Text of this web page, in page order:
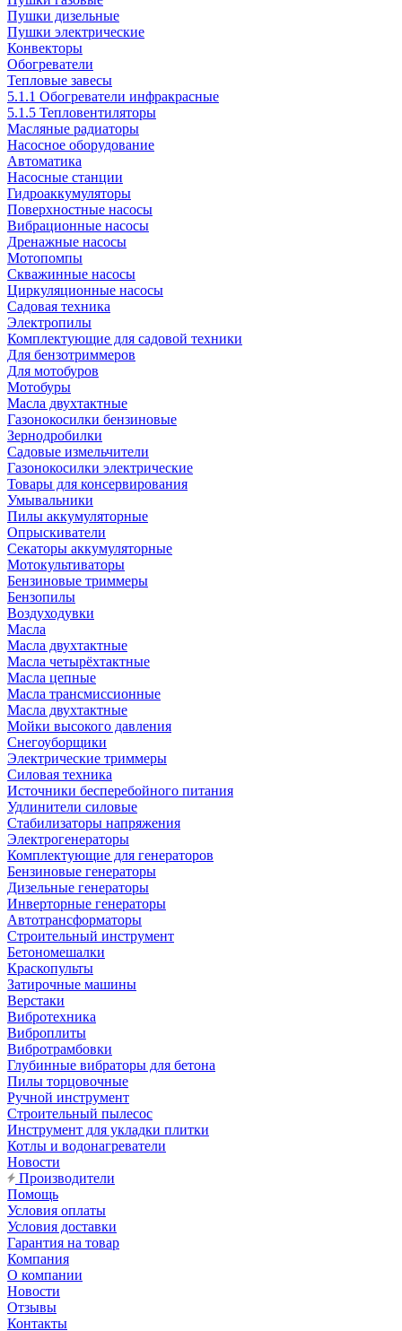
Пушки дизельные
Пушки электрические
Конвекторы
Обогреватели
Тепловые завесы
5.1.1 Обогреватели инфракрасные
5.1.5 Тепловентиляторы
Масляные радиаторы
Насосное оборудование
Автоматика
Насосные станции
Гидроаккумуляторы
Поверхностные насосы
Вибрационные насосы
Дренажные насосы
Мотопомпы
Скважинные насосы
Циркуляционные насосы
Садовая техника
Электропилы
Комплектующие для садовой техники
Для бензотриммеров
Для мотобуров
Мотобуры
Масла двухтактные
Газонокосилки бензиновые
Зернодробилки
Садовые измельчители
Газонокосилки электрические
Товары для консервирования
Умывальники
Пилы аккумуляторные
Опрыскиватели
Секаторы аккумуляторные
Мотокультиваторы
Бензиновые триммеры
Бензопилы
Воздуходувки
Масла
Масла двухтактные
Масла четырёхтактные
Масла цепные
Масла трансмиссионные
Масла двухтактные
Мойки высокого давления
Снегоуборщики
Электрические триммеры
Силовая техника
Источники бесперебойного питания
Удлинители силовые
Стабилизаторы напряжения
Электрогенераторы
Комплектующие для генераторов
Бензиновые генераторы
Дизельные генераторы
Инверторные генераторы
Автотрансформаторы
Строительный инструмент
Бетономешалки
Краскопульты
Затирочные машины
Верстаки
Вибротехника
Виброплиты
Вибротрамбовки
Глубинные вибраторы для бетона
Пилы торцовочные
Ручной инструмент
Строительный пылесос
Инструмент для укладки плитки
Котлы и водонагреватели
Новости
Производители
Помощь
Условия оплаты
Условия доставки
Гарантия на товар
Компания
О компании
Новости
Отзывы
Контакты